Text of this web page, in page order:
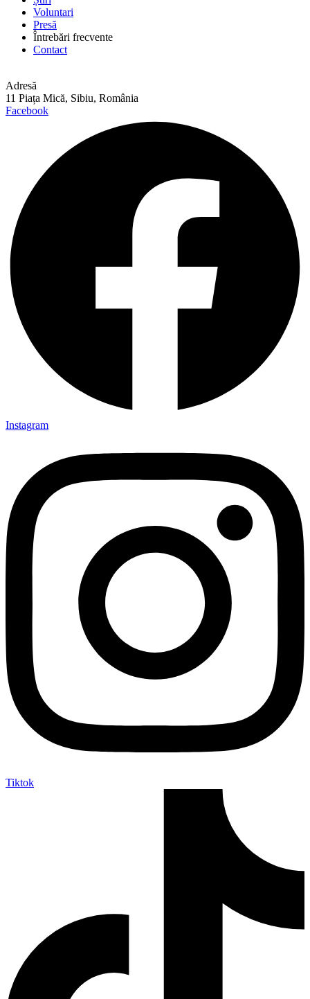
Voluntari
Presă
Întrebări frecvente
Contact
Adresă
11 Piața Mică, Sibiu, România
Facebook
Instagram
Tiktok